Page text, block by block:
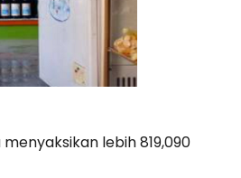
lebih 819,090